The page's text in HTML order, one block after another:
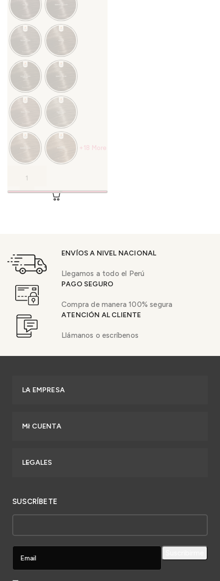
+18 More
ENVÍOS A NIVEL NACIONAL
Llegamos a todo el Perú
PAGO SEGURO
Compra de manera 100% segura
ATENCIÓN AL CLIENTE
Llámanos o escríbenos
LA EMPRESA
MI CUENTA
LEGALES
SUSCRÍBETE